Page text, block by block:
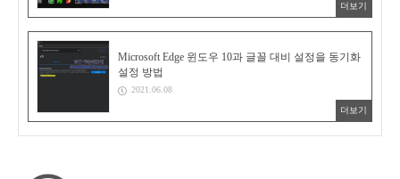
더보기
Microsoft Edge 윈도우 10과 글꼴 대비 설정을 동기화
설정 방법
2021.06.08
더보기